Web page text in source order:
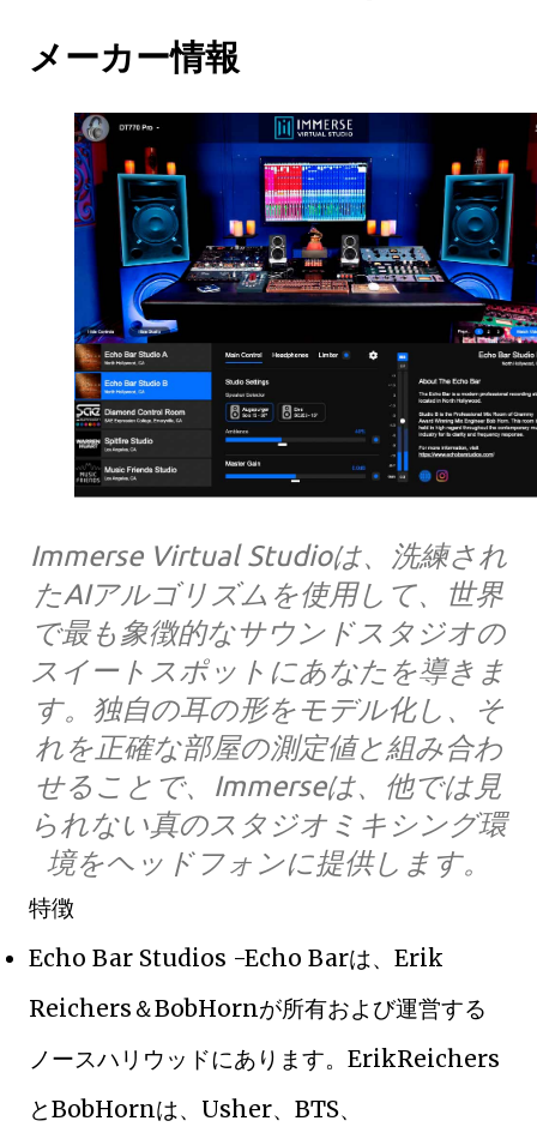
メーカー情報
Immerse Virtual Studioは、洗練され
たAIアルゴリズムを使用して、世界
で最も象徴的なサウンドスタジオの
スイートスポットにあなたを導きま
す。独自の耳の形をモデル化し、そ
れを正確な部屋の測定値と組み合わ
せることで、Immerseは、他では見
られない真のスタジオミキシング環
境をヘッドフォンに提供します。
特徴
Echo Bar Studios -Echo Barは、Erik
Reichers＆BobHornが所有および運営する
ノースハリウッドにあります。ErikReichers
とBobHornは、Usher、BTS、